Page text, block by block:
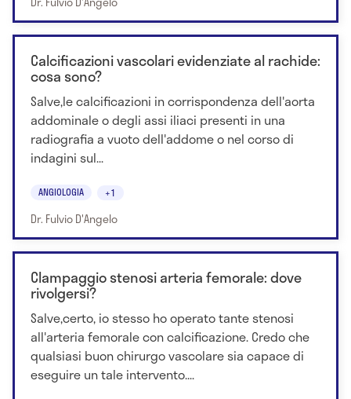
Calcificazioni vascolari evidenziate al rachide:
cosa sono?
Salve,le calcificazioni in corrispondenza dell'aorta
addominale o degli assi iliaci presenti in una
radiografia a vuoto dell'addome o nel corso di
indagini sul...
ANGIOLOGIA +1
Dr. Fulvio D'Angelo
Clampaggio stenosi arteria femorale: dove
rivolgersi?
Salve,certo, io stesso ho operato tante stenosi
all'arteria femorale con calcificazione. Credo che
qualsiasi buon chirurgo vascolare sia capace di
eseguire un tale intervento....